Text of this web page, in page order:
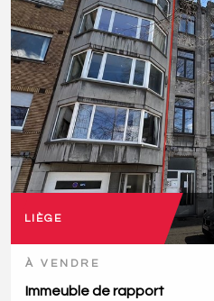
LIÈGE
À VENDRE
Immeuble de rapport